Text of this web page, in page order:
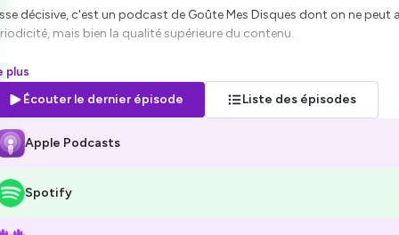
décisive, c'est un podcast de Goûte Mes Disques dont on ne
mais bien la qualité supérieure du contenu.
est simple : se retrouver à trois autour d’une table et parler
en fait, de la façon dont on l’a découvert.
l’avez compris, Passe décisive, c’est un podcast qui célèbre la
elle arrive jusqu’à nos oreilles.
par Ausha. Visitez
plus
Écouter le dernier épisode Liste des épisodes
Apple Podcasts
Spotify